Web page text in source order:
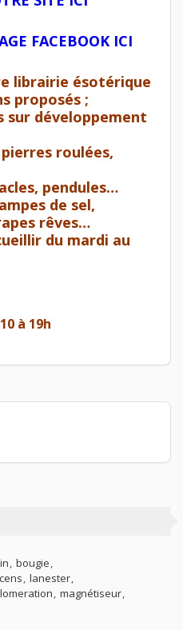
FACEBOOK ICI
librairie ésotérique
proposés ;
sur développement
roulées,
pendules…
de sel,
rêves…
du mardi au
à 19h
bougie
lanester
magnétiseur